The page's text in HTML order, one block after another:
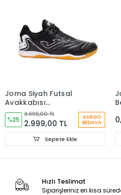
Joma Siyah Futsal
Ayakkabısı
MAXW2621IN
%25
3.999,00 TL
2.999,00 TL
KARGO
BEDAVA
Sepete Ekle
Hızlı Teslimat
Siparişleriniz en kısa